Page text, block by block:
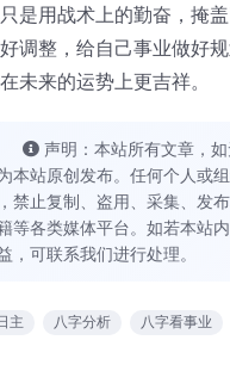
是用战术上的勤奋，掩
调整，给自己事业做好
未来的运势上更吉祥。
声明：本站所有文章，
本站原创发布。任何个人或
禁止复制、盗用、采集、发
等各类媒体平台。如若本站
，可联系我们进行处理。
主 八字分析 八字看事业